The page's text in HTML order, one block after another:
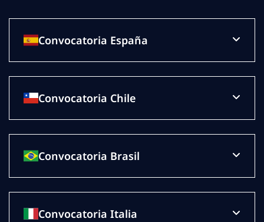
Convocatoria España
Convocatoria Chile
Convocatoria Brasil
Convocatoria Italia